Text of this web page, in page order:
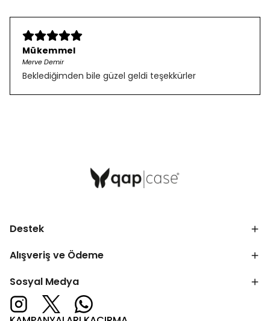
Mükemmel
Merve Demir
Beklediğimden bile güzel geldi teşekkürler
Destek
Alışveriş ve Ödeme
Sosyal Medya